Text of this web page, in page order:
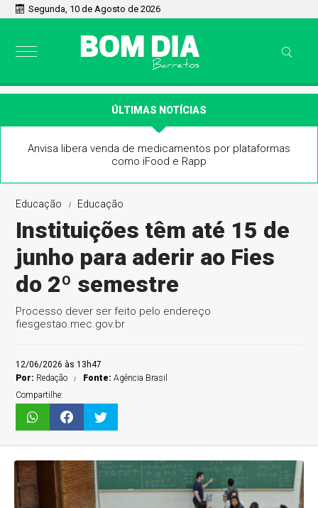
Segunda, 10 de Agosto de 2026
ÚLTIMAS NOTÍCIAS
Anvisa libera venda de medicamentos por plataformas
como iFood e Rapp
Educação Educação
Instituições têm até 15 de
junho para aderir ao Fies
do 2º semestre
Processo dever ser feito pelo endereço
fiesgestao.mec.gov.br
12/06/2026 às 13h47
Por: Redação Fonte:Agência Brasil
Compartilhe: